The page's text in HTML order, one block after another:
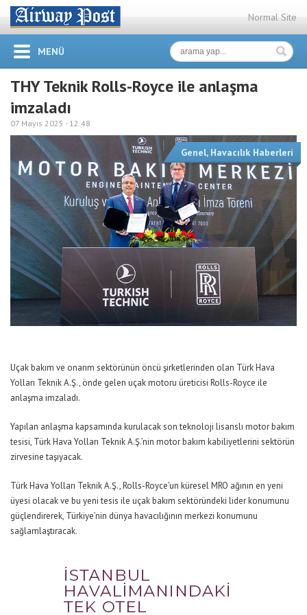
Normal Site
MENÜ
THY Teknik Rolls-Royce ile anlaşma
imzaladı
07 Mayıs 2025 - 12:48
Genel, Havacılık Haberleri
Uçak bakım ve onarım sektörünün öncü şirketlerinden olan Türk Hava
Yolları Teknik A.Ş., önde gelen uçak motoru üreticisi Rolls-Royce ile
anlaşma imzaladı.
Yapılan anlaşma kapsamında kurulacak son teknoloji lisanslı motor bakım
tesisi, Türk Hava Yolları Teknik A.Ş.’nin motor bakım kabiliyetlerini sektörün
zirvesine taşıyacak.
Türk Hava Yolları Teknik A.Ş., Rolls-Royce’un küresel MRO ağının en yeni
üyesi olacak ve bu yeni tesis ile uçak bakım sektöründeki lider konumunu
güçlendirerek, Türkiye’nin dünya havacılığının merkezi konumunu
sağlamlaştıracak.